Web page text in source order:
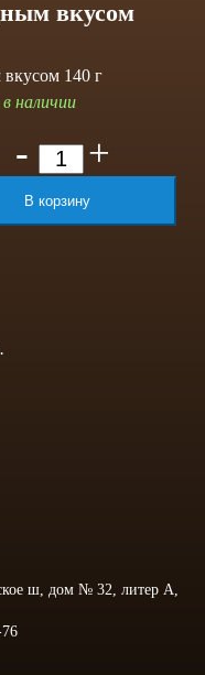
вкусом
наличии
- +
ш, дом № 32, литер А,